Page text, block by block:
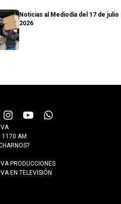
Noticias al Mediodía del 17 de julio
2026
1170 AM
PRODUCCIONES
EN TELEVISIÓN